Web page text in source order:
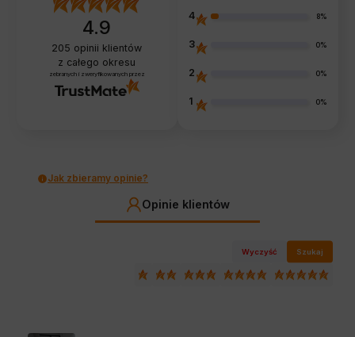
4.9
205 opinii klientów
z całego okresu
zebranych i zweryfikowanych przez
4 8%
3 0%
2 0%
1 0%
Jak zbieramy opinie?
Opinie klientów
Wyczyść Szukaj